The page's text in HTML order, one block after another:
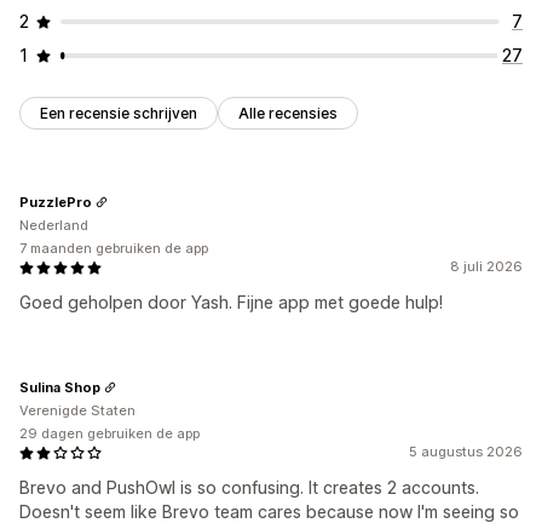
2
7
1
27
Een recensie schrijven Alle recensies
8 juli 2026
Goed geholpen door Yash. Fijne app met goede hulp!
PuzzlePro
Nederland
7 maanden gebruiken de app
5 augustus 2026
Brevo and PushOwl is so confusing. It creates 2 accounts.
Doesn't seem like Brevo team cares because now I'm seeing so
Sulina Shop
Verenigde Staten
29 dagen gebruiken de app